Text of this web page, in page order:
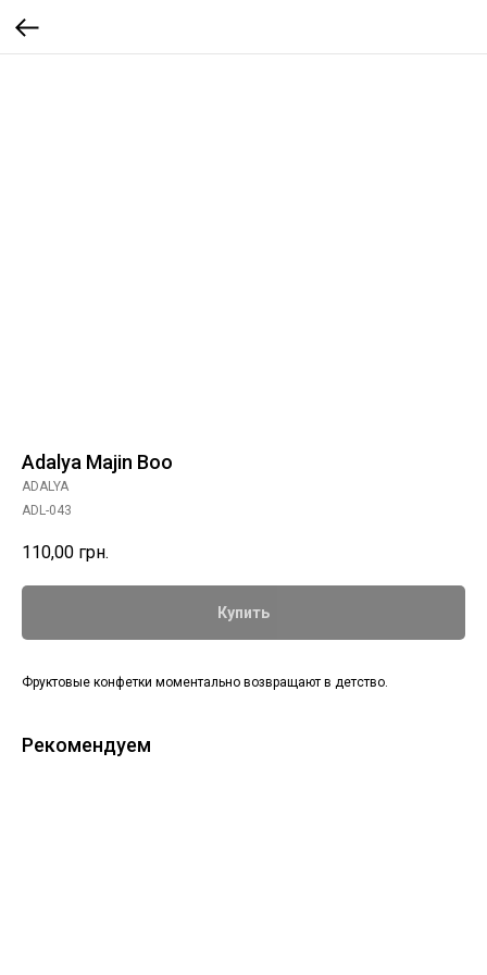
Adalya Majin Boo
ADALYA
ADL-043
110,00 грн.
Купить
Фруктовые конфетки моментально возвращают в детство.
Рекомендуем